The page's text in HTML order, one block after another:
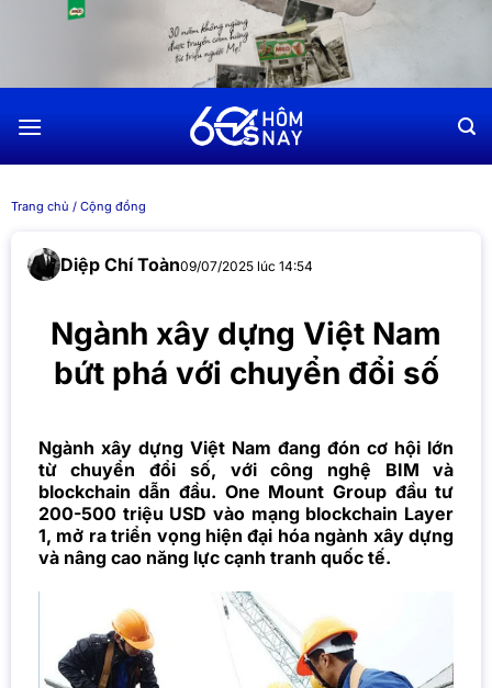
dung
Trang chủ / Cộng đồng
Diệp Chí Toàn09/07/2025 lúc 14:54
Ngành xây dựng Việt Nam
bứt phá với chuyển đổi số
Ngành xây dựng Việt Nam đang đón cơ hội lớn
từ chuyển đổi số, với công nghệ BIM và
blockchain dẫn đầu. One Mount Group đầu tư
200-500 triệu USD vào mạng blockchain Layer
1, mở ra triển vọng hiện đại hóa ngành xây dựng
và nâng cao năng lực cạnh tranh quốc tế.